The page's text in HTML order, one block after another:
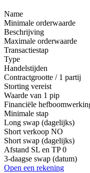
Name
Minimale orderwaarde
Beschrijving
Maximale orderwaarde
Transactiestap
Type
Handelstijden
Contractgrootte / 1 partij
Storting vereist
Waarde van 1 pip
Financiële
Minimale stap
Long swap (dagelijks)
Short verkoop NO
Short swap (dagelijks)
Afstand SL en TP 0
3-daagse swap (datum)
Open een rekening